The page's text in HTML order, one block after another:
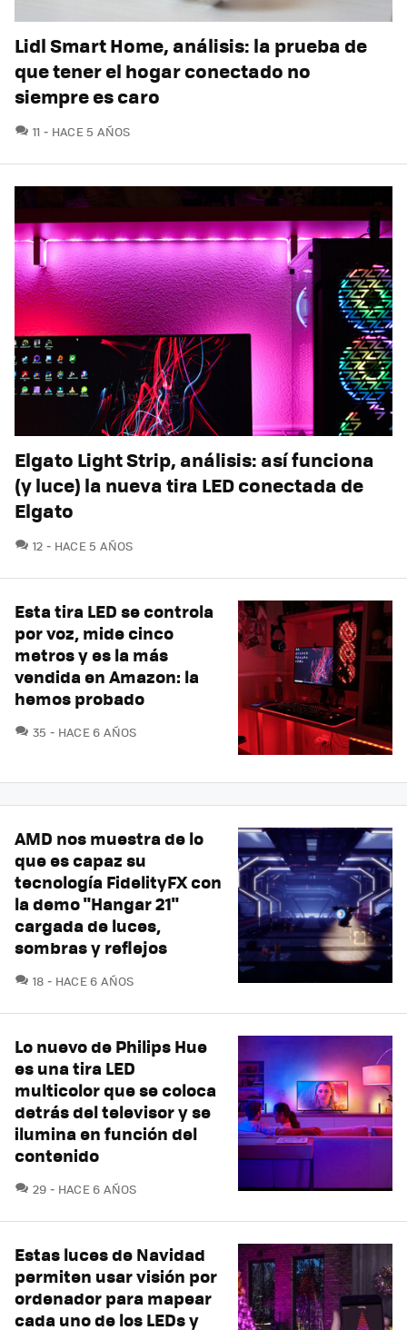
Lidl Smart Home, análisis: la prueba de
que tener el hogar conectado no
siempre es caro
11 COMENTARIOS
HACE 5 AÑOS
Elgato Light Strip, análisis: así funciona
(y luce) la nueva tira LED conectada de
Elgato
12 COMENTARIOS
HACE 5 AÑOS
Esta tira LED se controla
por voz, mide cinco
metros y es la más
vendida en Amazon: la
hemos probado
35 COMENTARIOS
HACE 6 AÑOS
AMD nos muestra de lo
que es capaz su
tecnología FidelityFX con
la demo "Hangar 21"
cargada de luces,
sombras y reflejos
18 COMENTARIOS
HACE 6 AÑOS
Lo nuevo de Philips Hue
es una tira LED
multicolor que se coloca
detrás del televisor y se
ilumina en función del
contenido
29 COMENTARIOS
HACE 6 AÑOS
Estas luces de Navidad
permiten usar visión por
ordenador para mapear
cada uno de los LEDs y